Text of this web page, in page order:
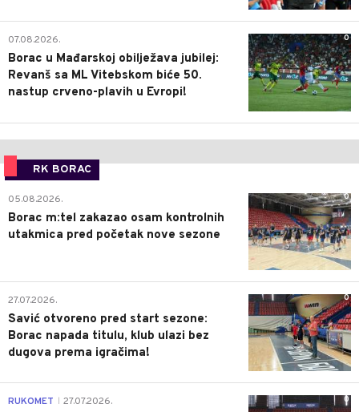
0
07.08.2026.
Borac u Mađarskoj obilježava jubilej:
Revanš sa ML Vitebskom biće 50.
nastup crveno-plavih u Evropi!
RK BORAC
0
05.08.2026.
Borac m:tel zakazao osam kontrolnih
utakmica pred početak nove sezone
0
27.07.2026.
Savić otvoreno pred start sezone:
Borac napada titulu, klub ulazi bez
dugova prema igračima!
0
RUKOMET 27.07.2026.